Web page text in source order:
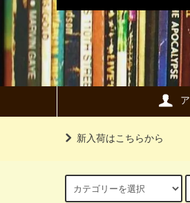
新入荷はこちらから